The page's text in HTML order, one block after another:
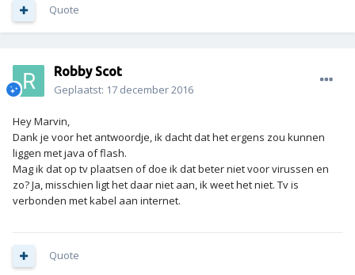
Quote
Robby Scot
Geplaatst: 17 december 2016
Hey Marvin,
Dank je voor het antwoordje, ik dacht dat het ergens zou kunnen
liggen met java of flash.
Mag ik dat op tv plaatsen of doe ik dat beter niet voor virussen en
zo? Ja, misschien ligt het daar niet aan, ik weet het niet. Tv is
verbonden met kabel aan internet.
Quote